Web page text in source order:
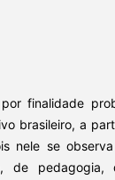
finalidade
brasileiro, a
nele se
de